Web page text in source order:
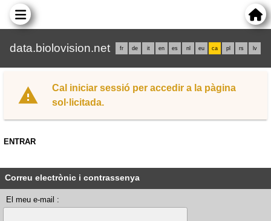
data.biolovision.net fr de it en es nl eu ca pl rs lv
Cal iniciar sessió per accedir a la pàgina
sol·licitada.
ENTRAR
Correu electrònic i contrassenya
El meu e-mail :